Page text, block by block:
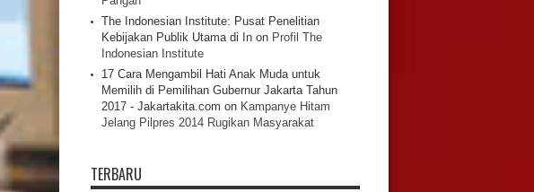
The Indonesian Institute: Pusat Penelitian
Kebijakan Publik Utama di Inon Profil The
Indonesian Institute
17 Cara Mengambil Hati Anak Muda untuk
Memilih di Pemilihan Gubernur Jakarta Tahun
2017 - Jakartakita.com on Kampanye Hitam
Jelang Pilpres 2014 Rugikan Masyarakat
TERBARU